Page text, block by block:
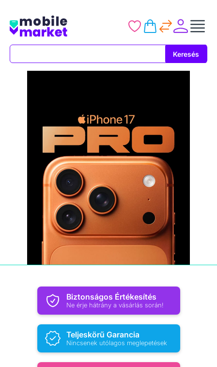
Keresés
Biztonságos Értékesítés
Ne érje hátrány a vásárlás során!
Teljeskörű Garancia
Nincsenek utólagos meglepetések